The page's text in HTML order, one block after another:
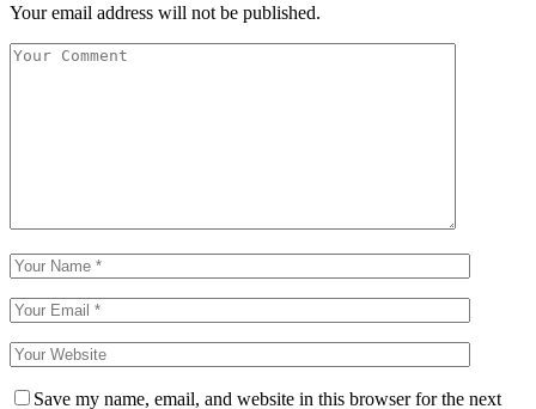
Your email address will not be published.
Save my name, email, and website in this browser for the next